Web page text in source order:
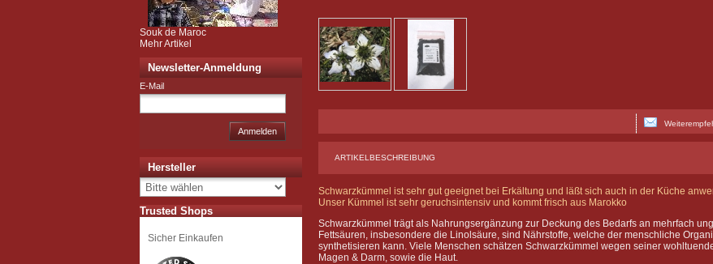
ARTIKELBESCHREIBUNG
Schwarzkümmel ist sehr gut geeignet bei Erkältung und läßt sich auch in der Küche
Unser Kümmel ist sehr geruchsintensiv und kommt frisch aus Marokko
Schwarzkümmel trägt als Nahrungsergänzung zur Deckung des Bedarfs an mehrfach
Fettsäuren, insbesondere die Linolsäure, sind Nährstoffe, welche der menschliche
synthetisieren kann. Viele Menschen schätzen Schwarzkümmel wegen seiner
Magen & Darm, sowie die Haut.
Souk de Maroc
Mehr Artikel
Newsletter-Anmeldung
E-Mail
Anmelden
Hersteller
Trusted Shops
Sicher Einkaufen